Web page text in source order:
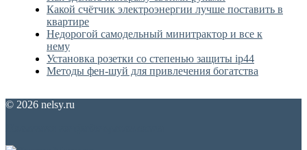
Какой счётчик электроэнергии лучше поставить в
квартире
Недорогой самодельный минитрактор и все к
нему
Установка розетки со степенью защиты ip44
Методы фен-шуй для привлечения богатства
© 2026 nelsy.ru